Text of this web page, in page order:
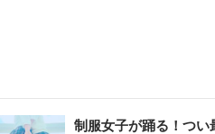
制服女子が踊る！つい